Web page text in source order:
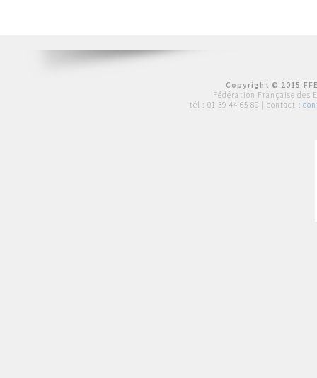
Copyright © 2015
Fédération Française des
tél : 01 39 44 65 80 | contact :